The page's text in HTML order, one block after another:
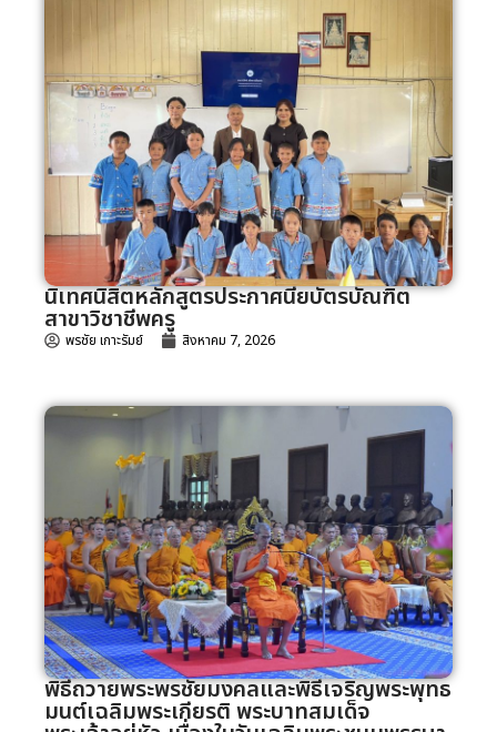
นิเทศนิสิตหลักสูตรประกาศนียบัตรบัณฑิต
สาขาวิชาชีพครู
พรชัย เกาะรัมย์ สิงหาคม 7, 2026
พิธีถวายพระพรชัยมงคลและพิธีเจริญพระพุทธ
มนต์เฉลิมพระเกียรติ พระบาทสมเด็จ